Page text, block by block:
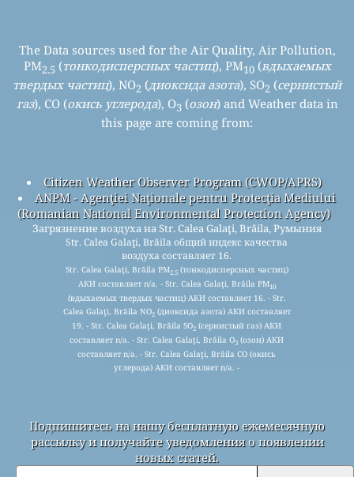
The Data sources used for the Air Quality, Air Pollution,
PM2.5 (тонкодисперсных частиц), PM10(вдыхаемых
твердых частиц), NO2 (диоксида азота), SO2 (сернистый
газ), CO (окись углерода), O3 (озон) and Weather data in
this page are coming from:
Citizen Weather Observer Program (CWOP/APRS)
ANPM - Agenţiei Naţionale pentru Protecţia Mediului
(Romanian National Environmental Protection Agency)
Загрязнение воздуха на Str. Calea Galaţi, Brăila, Румыния
Str. Calea Galaţi, Brăila общий индекс качества
воздуха составляет 16.
Str. Calea Galaţi, Brăila PM2.5(тонкодисперсных частиц)
АКИ составляет n/a. - Str. Calea Galaţi, Brăila PM10
(вдыхаемых твердых частиц) АКИ составляет 16. - Str.
Calea Galaţi, Brăila NO2(диоксида азота) АКИ составляет
19. - Str. Calea Galaţi, Brăila SO2 (сернистый газ) АКИ
составляет n/a. - Str. Calea Galaţi, Brăila O3 (озон) АКИ
составляет n/a. - Str. Calea Galaţi, Brăila CO (окись
углерода) АКИ составляет n/a. -
Подпишитесь на нашу бесплатную ежемесячную
рассылку и получайте уведомления о появлении
новых статей.